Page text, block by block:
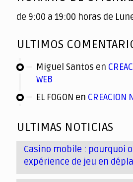
de 9:00 a 19:00 horas de
ULTIMOS
Miguel Santos en
WEB
EL FOGON en CREACION
ULTIMAS NOTICIAS
Casino mobile : pourquoi
expérience de jeu en